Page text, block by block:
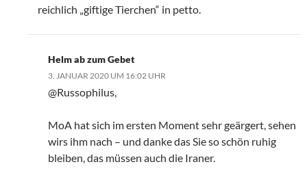
reichlich „giftige Tierchen“ in petto.
Helm ab zum Gebet
3. JANUAR 2020 UM 16:02 UHR
@Russophilus,
MoA hat sich im ersten Moment sehr geärgert, sehen
wirs ihm nach – und danke das Sie so schön ruhig
bleiben, das müssen auch die Iraner.